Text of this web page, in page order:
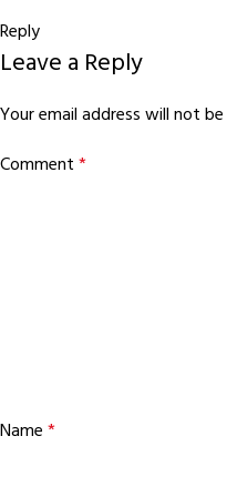
Reply
Leave a Reply
Your email address will not
Comment*
Name*